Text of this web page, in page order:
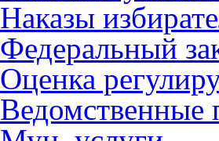
Наказы
Федеральный
Оценка
Ведомственные